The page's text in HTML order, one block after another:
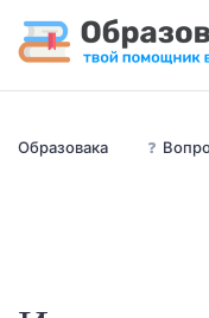
Образовака ❓